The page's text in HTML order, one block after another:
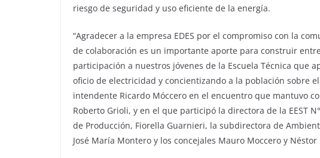
riesgo de seguridad y uso eficiente de la energía.
“Agradecer a la empresa EDES por el compromiso con la
de colaboración es un importante aporte para construir
participación a nuestros jóvenes de la Escuela Técnica que
oficio de electricidad y concientizando a la población sobre
intendente Ricardo Móccero en el encuentro que mantuvo
Roberto Grioli, y en el que participó la directora de la EEST
de Producción, Fiorella Guarnieri, la subdirectora de
José María Montero y los concejales Mauro Moccero y Néstor